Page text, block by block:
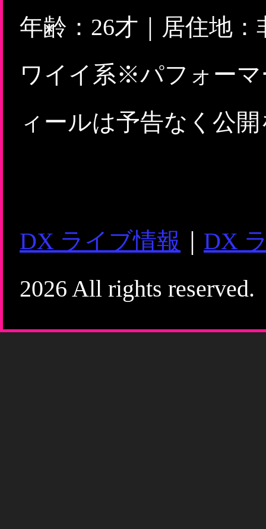
年齢：26才｜居住地
ワイイ系※パフォー
ィールは予告なく公
DX ライブ情報
DX
2026 All rights reserved.